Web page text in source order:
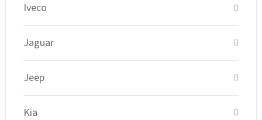
Iveco
Jaguar
Jeep
Kia